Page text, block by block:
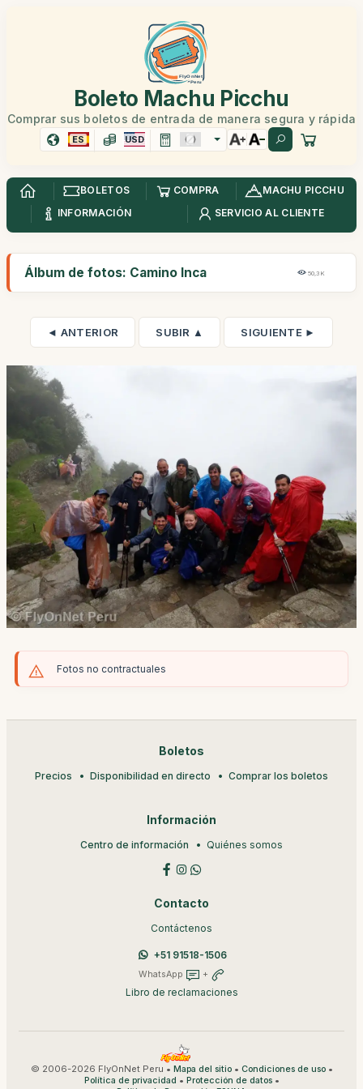
Boleto Machu Picchu
Comprar sus boletos de entrada de manera segura y rápida
ES USD
BOLETOS COMPRA
MACHU PICCHU
INFORMACIÓN
SERVICIO AL CLIENTE
Álbum de fotos: Camino Inca 50,3K
◄ ANTERIOR SUBIR ▲ SIGUIENTE ►
Fotos no contractuales
Boletos
Precios Disponibilidad en directo Comprar los boletos
Información
Centro de información Quiénes somos
Contacto
Contáctenos
+51 91518-1506
WhatsApp +
Libro de reclamaciones
© 2006-2026 FlyOnNet Peru • Mapa del sitio• Condiciones de uso•
Política de privacidad • Protección de datos•